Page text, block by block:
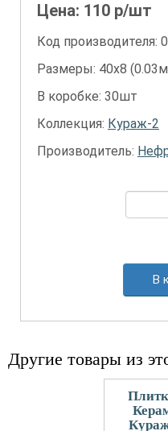
Цена: 110 р/шт
Код производителя:
Размеры: 40х8
В коробке: 30шт
Коллекция: Кураж-2
Производитель:
В
Другие товары из